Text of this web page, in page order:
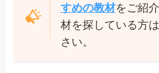
すめの教材をご紹
材を探している方
さい。